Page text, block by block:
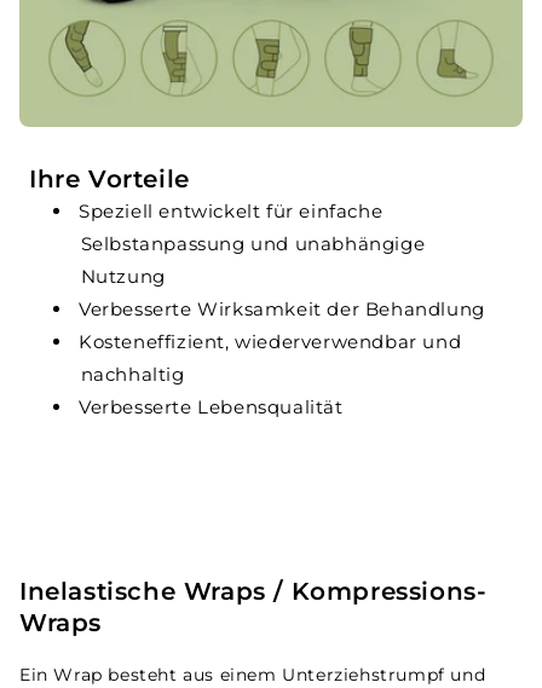
Ihre Vorteile
Speziell entwickelt für einfache
Selbstanpassung und unabhängige
Nutzung
Verbesserte Wirksamkeit der Behandlung
Kosteneffizient, wiederverwendbar und
nachhaltig
Verbesserte Lebensqualität
Inelastische Wraps / Kompressions-
Wraps
Ein Wrap besteht aus einem Unterziehstrumpf und